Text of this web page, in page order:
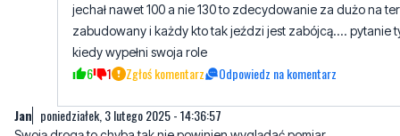
jechał nawet 100 a nie 130 to zdecydowanie za dużo na
zabudowany i każdy kto tak jeździ jest zabójcą.... pytanie
kiedy wypełni swoja role
6 1 Zgłoś komentarz Odpowiedz na komentarz
Jan poniedziałek, 3 lutego 2025 - 14:36:57